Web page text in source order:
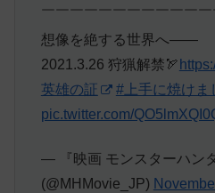
￣￣￣￣￣￣￣￣￣￣￣
想像を絶する世界へ——
2021.3.26 狩猟解禁🏹
英雄の証
#上手に焼けま
pic.twitter.com/
— 『映画 モンスターハン
(@MHMovie_JP)